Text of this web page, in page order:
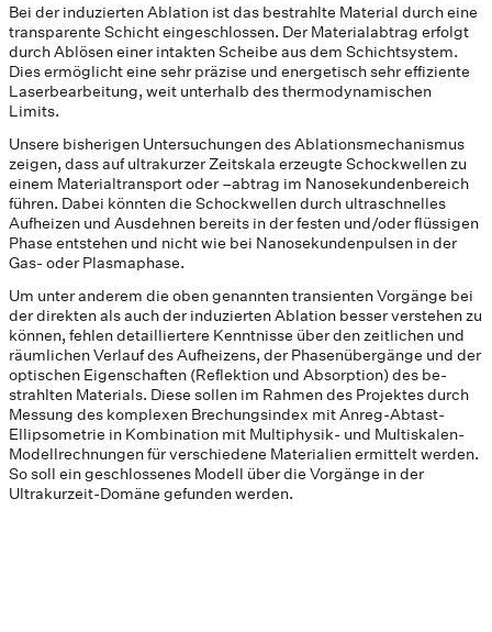
Bei der induzierten Ablation ist das bestrahlte Material durch eine
transparente Schicht eingeschlossen. Der Materialabtrag erfolgt
durch Ablösen einer intakten Scheibe aus dem Schichtsystem.
Dies ermöglicht eine sehr präzise und energetisch sehr effiziente
Laserbearbeitung, weit unterhalb des thermodynamischen
Limits.
Unsere bisherigen Untersuchungen des Ablationsmechanismus
zeigen, dass auf ultrakurzer Zeitskala erzeugte Schockwellen zu
einem Materialtransport oder –abtrag im Nanosekundenbereich
führen. Dabei könnten die Schockwellen durch ultraschnelles
Aufheizen und Ausdehnen bereits in der festen und/oder flüssigen
Phase entstehen und nicht wie bei Nanosekundenpulsen in der
Gas- oder Plasmaphase.
Um unter anderem die oben genannten transienten Vorgänge bei
der direkten als auch der induzierten Ablation besser verstehen zu
können, fehlen detailliertere Kenntnisse über den zeitlichen und
räumlichen Verlauf des Aufheizens, der Phasenübergänge und der
optischen Eigenschaften (Reflektion und Absorption) des be-
strahlten Materials. Diese sollen im Rahmen des Projektes durch
Messung des komplexen Brechungsindex mit Anreg-Abtast-
Ellipsometrie in Kombination mit Multiphysik- und Multiskalen-
Modellrechnungen für verschiedene Materialien ermittelt werden.
So soll ein geschlossenes Modell über die Vorgänge in der
Ultrakurzeit-Domäne gefunden werden.